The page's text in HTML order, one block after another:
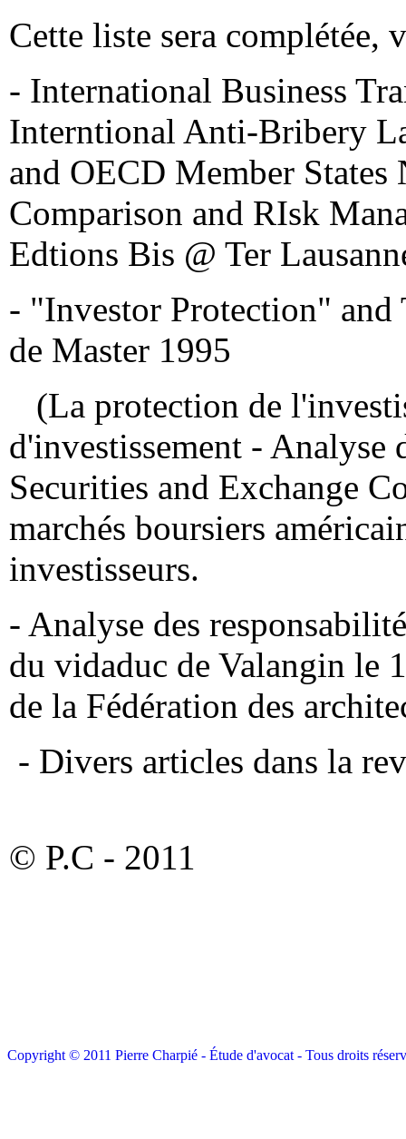
Cette liste sera complétée,
- International Business
Interntional Anti-Bribery
and OECD Member
Comparison and RIsk
Edtions Bis @ Ter
- "Investor Protection" and
de Master 1995
(La protection de
d'investissement - Analyse
Securities and Exchange
marchés boursiers
investisseurs.
- Analyse des
du vidaduc de Valangin le
de la Fédération des
- Divers articles dans la
© P.C - 2011
Copyright © 2011 Pierre Charpié - Étude d'avocat - Tous droits